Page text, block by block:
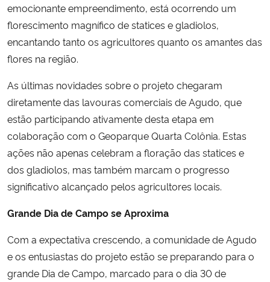
Gabinete de Segurança Institucional
Banco Central do Brasil
Planalto
emocionante empreendimento, está ocorrendo um
florescimento magnífico de statices e gladiolos,
encantando tanto os agricultores quanto os amantes das
flores na região.
As últimas novidades sobre o projeto chegaram
diretamente das lavouras comerciais de Agudo, que
estão participando ativamente desta etapa em
colaboração com o Geoparque Quarta Colônia. Estas
ações não apenas celebram a floração das statices e
dos gladiolos, mas também marcam o progresso
significativo alcançado pelos agricultores locais.
Grande Dia de Campo se Aproxima
Com a expectativa crescendo, a comunidade de Agudo
e os entusiastas do projeto estão se preparando para o
grande Dia de Campo, marcado para o dia 30 de